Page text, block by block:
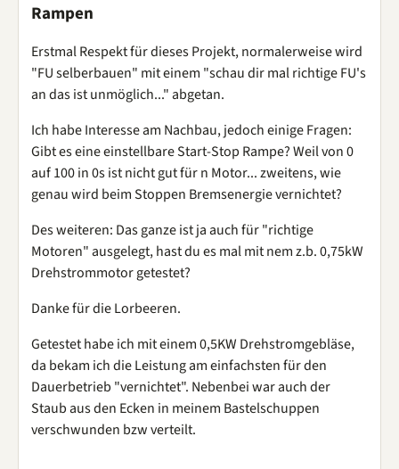
Rampen
Erstmal Respekt für dieses Projekt, normalerweise wird
"FU selberbauen" mit einem "schau dir mal richtige FU's
an das ist unmöglich..." abgetan.
Ich habe Interesse am Nachbau, jedoch einige Fragen:
Gibt es eine einstellbare Start-Stop Rampe? Weil von 0
auf 100 in 0s ist nicht gut für n Motor... zweitens, wie
genau wird beim Stoppen Bremsenergie vernichtet?
Des weiteren: Das ganze ist ja auch für "richtige
Motoren" ausgelegt, hast du es mal mit nem z.b. 0,75kW
Drehstrommotor getestet?
Danke für die Lorbeeren.
Getestet habe ich mit einem 0,5KW Drehstromgebläse,
da bekam ich die Leistung am einfachsten für den
Dauerbetrieb "vernichtet". Nebenbei war auch der
Staub aus den Ecken in meinem Bastelschuppen
verschwunden bzw verteilt.